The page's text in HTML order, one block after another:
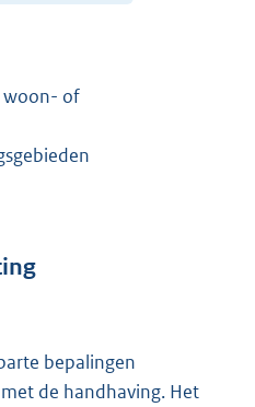
woon- of
bepalingen
de handhaving. Het